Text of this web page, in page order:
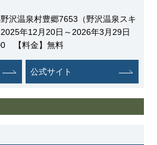
沢温泉村豊郷7653（野沢温泉スキ
年12月20日～2026年3月29日
【料金】無料
公式サイト